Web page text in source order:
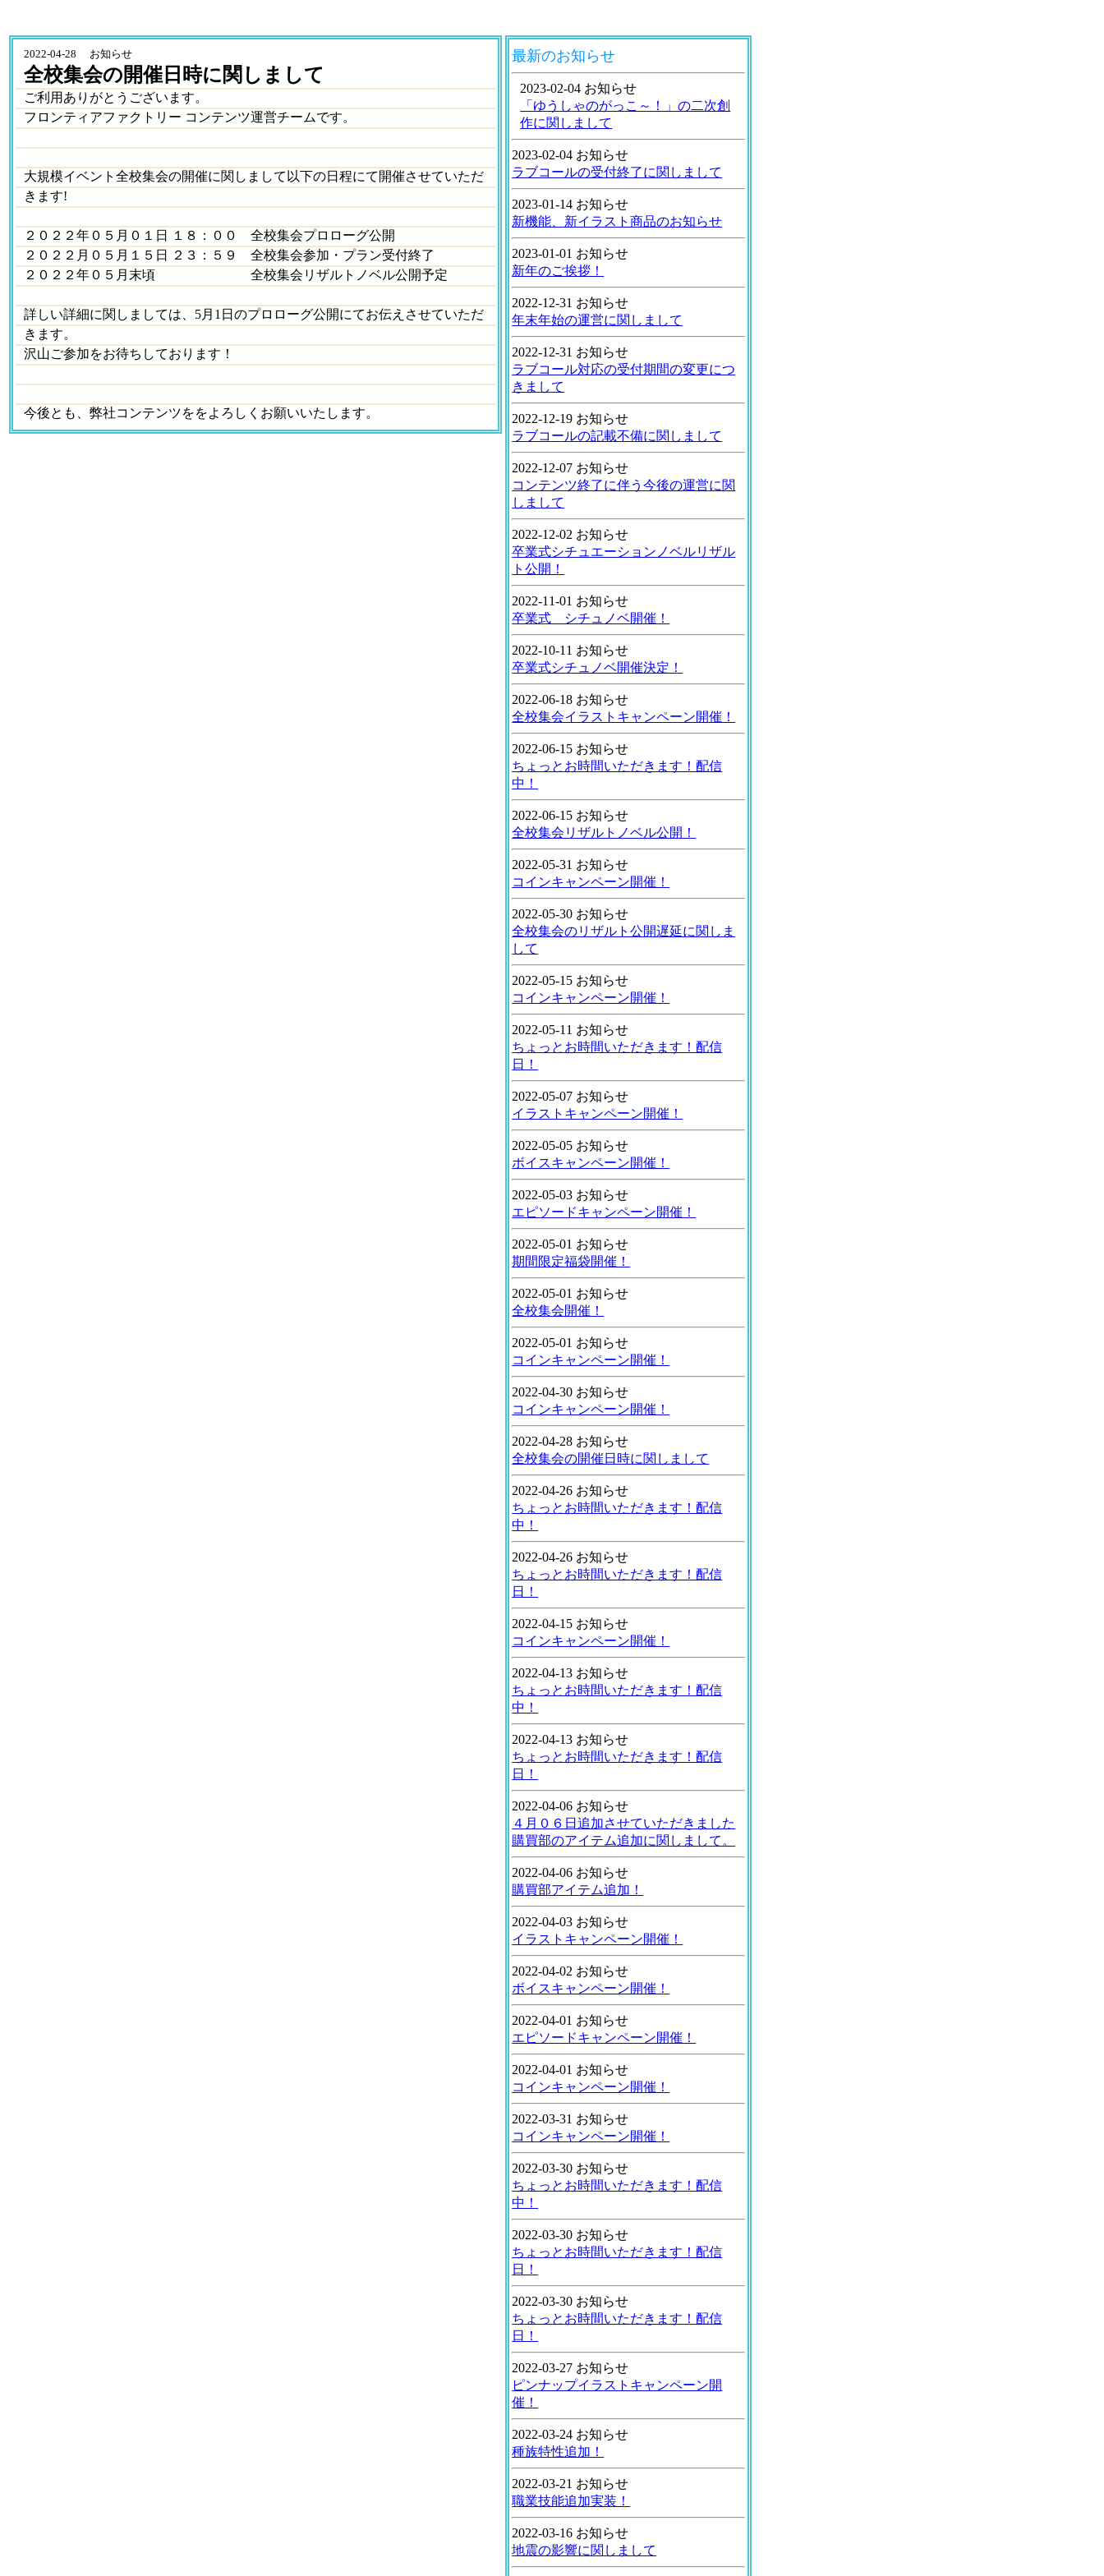
2022-04-28 お知らせ
全校集会の開催日時に関しまして
ご利用ありがとうございます。
フロンティアファクトリー コンテンツ運営チームです。
大規模イベント全校集会の開催に関しまして以下の日程にて開催させていただ
きます!
２０２２年０５月０１日 １８：００ 全校集会プロローグ公開
２０２２月０５月１５日 ２３：５９ 全校集会参加・プラン受付終了
２０２２年０５月末頃 全校集会リザルトノベル公開予定
詳しい詳細に関しましては、5月1日のプロローグ公開にてお伝えさせていただ
きます。
沢山ご参加をお待ちしております！
今後とも、弊社コンテンツををよろしくお願いいたします。
最新のお知らせ
2023-02-04 お知らせ
「ゆうしゃのがっこ～！」の二次創
作に関しまして
2023-02-04 お知らせ
ラブコールの受付終了に関しまして
2023-01-14 お知らせ
新機能、新イラスト商品のお知らせ
2023-01-01 お知らせ
新年のご挨拶！
2022-12-31 お知らせ
年末年始の運営に関しまして
2022-12-31 お知らせ
ラブコール対応の受付期間の変更につ
きまして
2022-12-19 お知らせ
ラブコールの記載不備に関しまして
2022-12-07 お知らせ
コンテンツ終了に伴う今後の運営に関
しまして
2022-12-02 お知らせ
卒業式シチュエーションノベルリザル
ト公開！
2022-11-01 お知らせ
卒業式 シチュノベ開催！
2022-10-11 お知らせ
卒業式シチュノベ開催決定！
2022-06-18 お知らせ
全校集会イラストキャンペーン開催！
2022-06-15 お知らせ
ちょっとお時間いただきます！配信
中！
2022-06-15 お知らせ
全校集会リザルトノベル公開！
2022-05-31 お知らせ
コインキャンペーン開催！
2022-05-30 お知らせ
全校集会のリザルト公開遅延に関しま
して
2022-05-15 お知らせ
コインキャンペーン開催！
2022-05-11 お知らせ
ちょっとお時間いただきます！配信
日！
2022-05-07 お知らせ
イラストキャンペーン開催！
2022-05-05 お知らせ
ボイスキャンペーン開催！
2022-05-03 お知らせ
エピソードキャンペーン開催！
2022-05-01 お知らせ
期間限定福袋開催！
2022-05-01 お知らせ
全校集会開催！
2022-05-01 お知らせ
コインキャンペーン開催！
2022-04-30 お知らせ
コインキャンペーン開催！
2022-04-28 お知らせ
全校集会の開催日時に関しまして
2022-04-26 お知らせ
ちょっとお時間いただきます！配信
中！
2022-04-26 お知らせ
ちょっとお時間いただきます！配信
日！
2022-04-15 お知らせ
コインキャンペーン開催！
2022-04-13 お知らせ
ちょっとお時間いただきます！配信
中！
2022-04-13 お知らせ
ちょっとお時間いただきます！配信
日！
2022-04-06 お知らせ
４月０６日追加させていただきました
購買部のアイテム追加に関しまして。
2022-04-06 お知らせ
購買部アイテム追加！
2022-04-03 お知らせ
イラストキャンペーン開催！
2022-04-02 お知らせ
ボイスキャンペーン開催！
2022-04-01 お知らせ
エピソードキャンペーン開催！
2022-04-01 お知らせ
コインキャンペーン開催！
2022-03-31 お知らせ
コインキャンペーン開催！
2022-03-30 お知らせ
ちょっとお時間いただきます！配信
中！
2022-03-30 お知らせ
ちょっとお時間いただきます！配信
日！
2022-03-30 お知らせ
ちょっとお時間いただきます！配信
日！
2022-03-27 お知らせ
ピンナップイラストキャンペーン開
催！
2022-03-24 お知らせ
種族特性追加！
2022-03-21 お知らせ
職業技能追加実装！
2022-03-16 お知らせ
地震の影響に関しまして